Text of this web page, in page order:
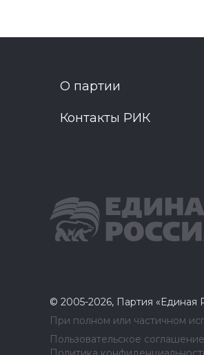
О партии
Контакты РИК
© 2005-2026, Партия «Единая
При полном или частичном
Пользовательское соглашение